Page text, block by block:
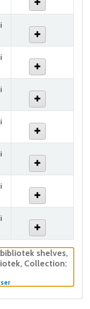
shelves,
Collection:
(Hides shelf browser)